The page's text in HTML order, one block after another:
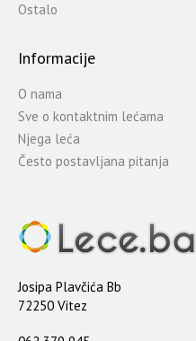
Ostalo
Informacije
O nama
Sve o kontaktnim lećama
Njega leća
Često postavljana pitanja
Josipa Plavčića Bb
72250 Vitez